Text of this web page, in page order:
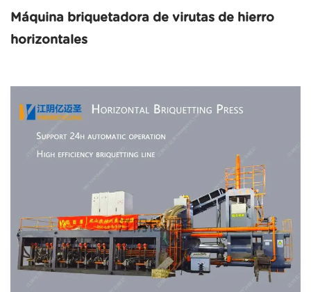
Máquina briquetadora de virutas de hierro
horizontales